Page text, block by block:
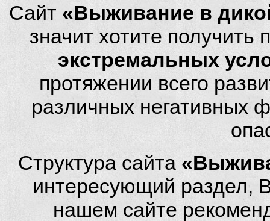
Сайт «Выживание в
значит хотите
экстремальных
протяжении всего
различных негативных
Структура сайта
интересующий раздел,
нашем сайте